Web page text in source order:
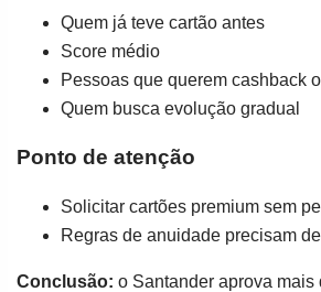
Quem já teve cartão antes
Score médio
Pessoas que querem cashback
Quem busca evolução gradual
Ponto de atenção
Solicitar cartões premium sem
Regras de anuidade precisam
Conclusão: o Santander aprova mais